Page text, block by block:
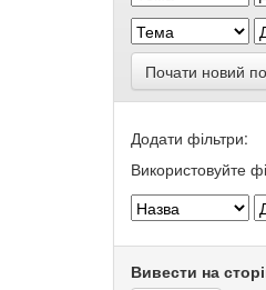
Почати новий
Додати фільтри:
Використовуйте
Вивести на